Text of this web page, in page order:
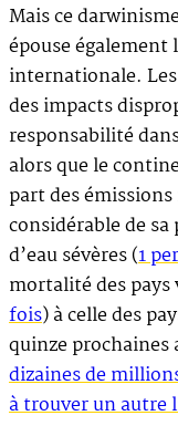
Mais ce
épouse
internationale.
des impacts
responsabilité
alors que le
part des
considérable de
d’eau sévères (1
mortalité des pays
fois) à celle des
quinze prochaines
dizaines de
à trouver un autre